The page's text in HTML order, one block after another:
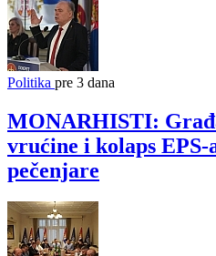
Politika pre 3 dana
MONARHISTI:
vrućine i kolaps EPS-
pečenjare